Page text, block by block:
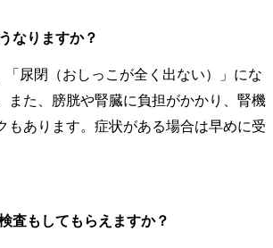
なりますか？
尿閉（おしっこが全く出ない）」にな
また、膀胱や腎臓に負担がかかり、腎機
もあります。症状がある場合は早めに受
査もしてもらえますか？